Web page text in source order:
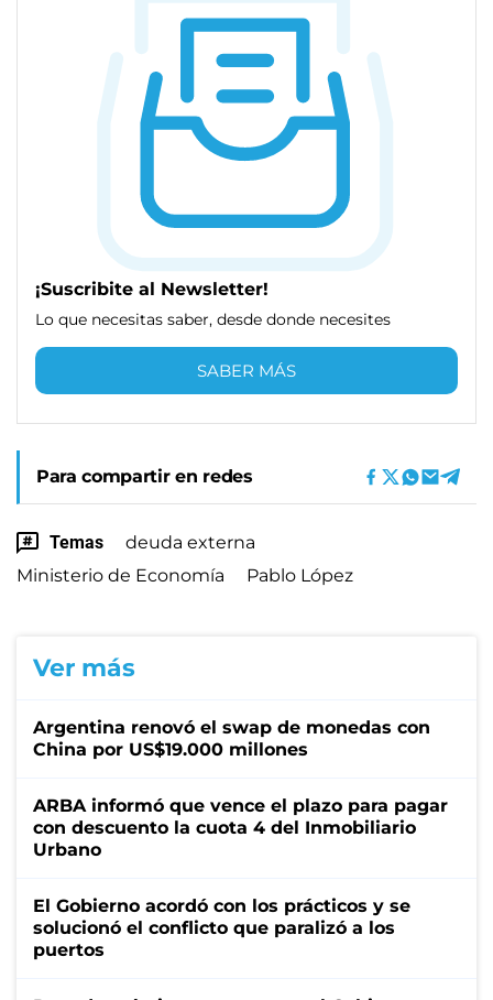
¡Suscribite al Newsletter!
Lo que necesitas saber, desde donde necesites
SABER MÁS
Para compartir en redes
Temas
deuda externa
Ministerio de Economía
Pablo López
Ver más
Argentina renovó el swap de monedas con
China por US$19.000 millones
ARBA informó que vence el plazo para pagar
con descuento la cuota 4 del Inmobiliario
Urbano
El Gobierno acordó con los prácticos y se
solucionó el conflicto que paralizó a los
puertos